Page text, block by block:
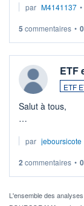
par M4141137 •
5 commentaires • 0
ETF
ETF
Salut à tous,
via un ETF
Idéalement, je
Pour l' ...
par jeboursicote
2 commentaires • 0
L'ensemble des